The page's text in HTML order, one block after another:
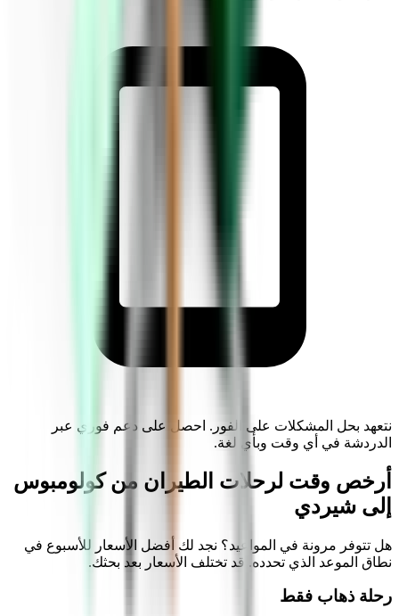
نتعهد بحل المشكلات على الفور. احصل على دعم فوري عبر
الدردشة في أي وقت وبأي لغة.
أرخص وقت لرحلات الطيران من كولومبوس
إلى شيردي
هل تتوفر مرونة في المواعيد؟ نجد لك أفضل الأسعار للأسبوع في
نطاق الموعد الذي تحدده. قد تختلف الأسعار بعد بحثك.
رحلة ذهاب فقط